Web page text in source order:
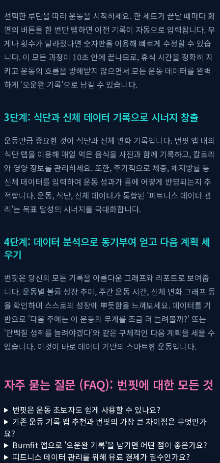
선택한 루틴을 따라 운동을 시작하세요. 한 세트가 끝날 때마다 화
면의 버튼을 한 번만 탭하면 이전 기록이 자동으로 입력됩니다. 무
게나 횟수가 달라졌다면 숫자판을 이용해 빠르게 수정할 수 있습
니다. 이 모든 과정이 10초 안에 끝나므로, 휴식 시간을 정확히 지
키고 운동의 흐름을 방해받지 않으면서 모든 운동 데이터를 완벽
하게 '오운완 기록'으로 남길 수 있습니다.
3단계: 식단과 신체 데이터 기록으로 시너지 창출
운동만큼 중요한 것이 식단과 신체 변화 기록입니다. 번핏 앱 내의
식단 탭을 이용해 매일 먹은 음식을 사진과 함께 기록하고, 칼로리
와 영양 정보를 관리하세요. 또한, 주기적으로 체중, 체지방률 등
신체 데이터를 입력하여 운동 성과가 몸에 어떻게 반영되는지 추
적합니다. 운동, 식단, 신체 데이터가 통합된 '피트니스 데이터 관
리'는 목표 달성의 시너지를 극대화합니다.
4단계: 데이터 분석으로 동기부여 얻고 다음 계획 세
우기
번핏은 당신의 모든 기록을 아름다운 그래프와 리포트로 보여줍
니다. 운동별 볼륨 성장 추이, 주간 운동 시간, 신체 변화 그래프 등
을 확인하며 스스로의 성장에 뿌듯함을 느껴보세요. 데이터를 기
반으로 '다음 주에는 이 운동의 무게를 조금 더 늘려볼까?' 또는
'단백질 섭취를 늘려야겠다'와 같은 구체적인 다음 계획을 세울 수
있습니다. 이것이 바로 데이터 기반의 스마트한 운동입니다.
자주 묻는 질문 (FAQ): 번핏에 대한 모든 것
번핏은 운동 초보자도 쉽게 사용할 수 있나요?
기존 운동 기록 앱 추천과 번핏의 가장 큰 차이점은 무엇인가
요?
Burnfit 앱으로 '오운완 기록'을 남기면 어떤 점이 좋은가요?
피트니스 데이터 관리를 위해 유료 결제가 필수인가요?